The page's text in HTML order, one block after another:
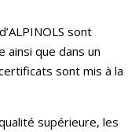
sont
ainsi que dans un
sont mis à la
supérieure, les